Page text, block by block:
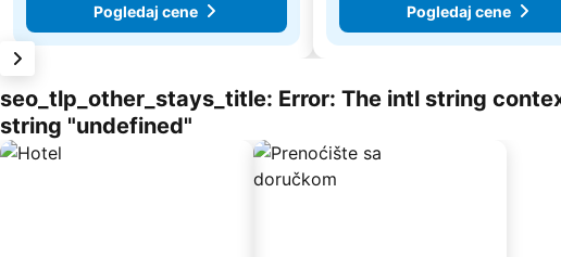
Pogledaj cene
Pogledaj cene
seo_tlp_other_stays_title: Error: The intl string
string "undefined"